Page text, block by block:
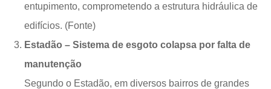
entupimento, comprometendo a estrutura hidráulica de
edifícios. (Fonte)
Estadão – Sistema de esgoto colapsa por falta de
manutenção
Segundo o Estadão, em diversos bairros de grandes